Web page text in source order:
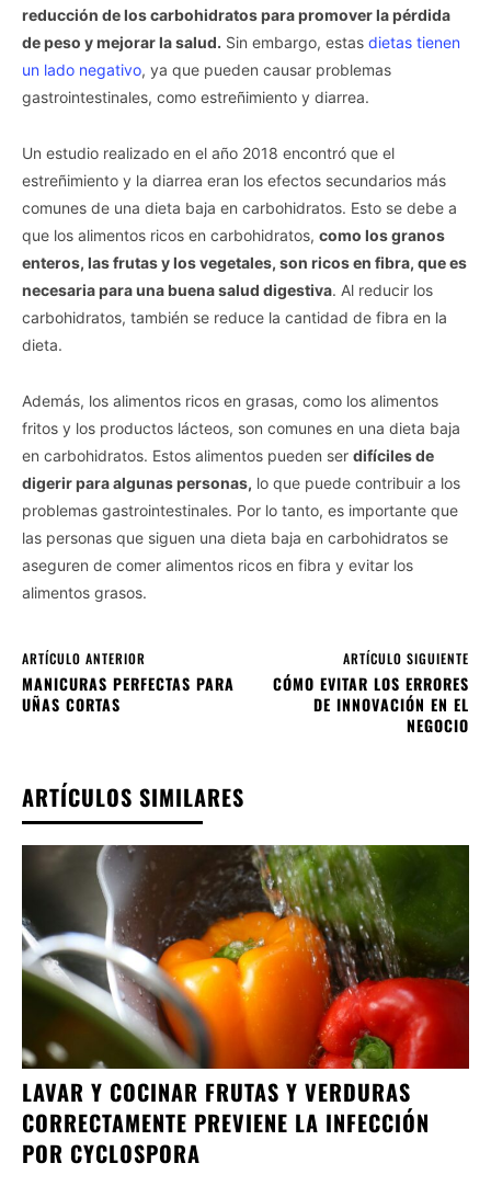
reducción de los carbohidratos para promover la pérdida
de peso y mejorar la salud. Sin embargo, estas dietas tienen
un lado negativo, ya que pueden causar problemas
gastrointestinales, como estreñimiento y diarrea.
Un estudio realizado en el año 2018 encontró que el
estreñimiento y la diarrea eran los efectos secundarios más
comunes de una dieta baja en carbohidratos. Esto se debe a
que los alimentos ricos en carbohidratos, como los granos
enteros, las frutas y los vegetales, son ricos en fibra, que es
necesaria para una buena salud digestiva. Al reducir los
carbohidratos, también se reduce la cantidad de fibra en la
dieta.
Además, los alimentos ricos en grasas, como los alimentos
fritos y los productos lácteos, son comunes en una dieta baja
en carbohidratos. Estos alimentos pueden ser difíciles de
digerir para algunas personas, lo que puede contribuir a los
problemas gastrointestinales. Por lo tanto, es importante que
las personas que siguen una dieta baja en carbohidratos se
aseguren de comer alimentos ricos en fibra y evitar los
alimentos grasos.
ARTÍCULO ANTERIOR
MANICURAS PERFECTAS PARA
UÑAS CORTAS
ARTÍCULO SIGUIENTE
CÓMO EVITAR LOS ERRORES
DE INNOVACIÓN EN EL
NEGOCIO
ARTÍCULOS SIMILARES
LAVAR Y COCINAR FRUTAS Y VERDURAS
CORRECTAMENTE PREVIENE LA INFECCIÓN
POR CYCLOSPORA